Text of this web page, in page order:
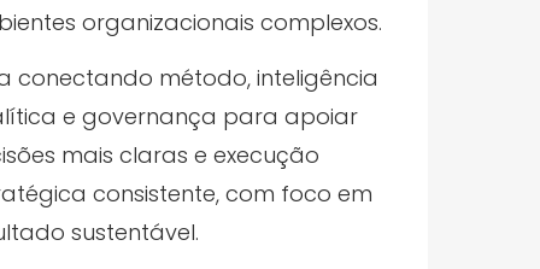
organizacionais complexos.
conectando método, inteligência
e governança para apoiar
mais claras e execução
consistente, com foco em
sustentável.